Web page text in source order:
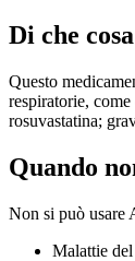
Di che
Questo
respiratorie,
rosuvastatina;
Quando
Non si può usare
Malattie